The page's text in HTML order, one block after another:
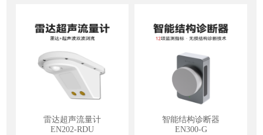
雷达超声流量计
EN202-RDU
智能结构诊断器
EN300-G